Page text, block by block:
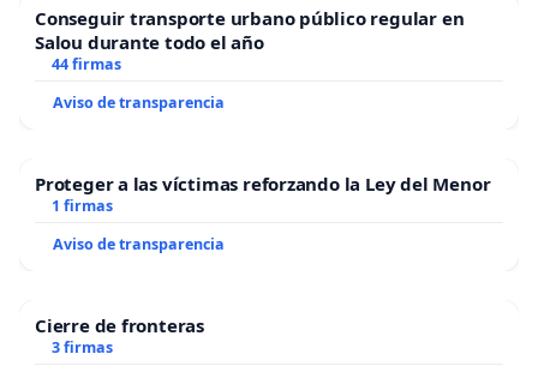
Conseguir transporte urbano público regular en
Salou durante todo el año
44 firmas
Aviso de transparencia
Proteger a las víctimas reforzando la Ley del Menor
1 firmas
Aviso de transparencia
Cierre de fronteras
3 firmas